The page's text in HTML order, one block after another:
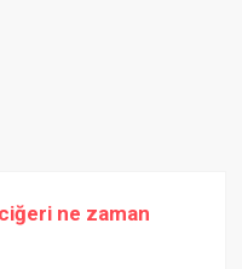
ne zaman